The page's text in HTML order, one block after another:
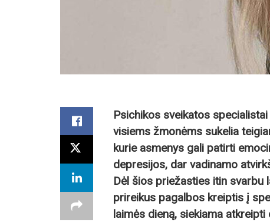
Psichikos sveikatos
visiems žmonėms sukelia
kurie asmenys gali patirti
depresijos, dar vadinamo
Dėl šios priežasties itin svarbu
prireikus pagalbos kreiptis į
laimės dieną, siekiama